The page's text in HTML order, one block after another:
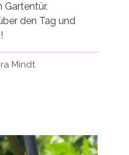
Gartentür.
den Tag und
Mindt